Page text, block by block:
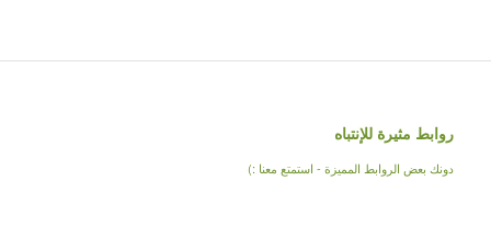
روابط مثيرة للإنتباه
دونك بعض الروابط المميزة - استمتع معنا :)